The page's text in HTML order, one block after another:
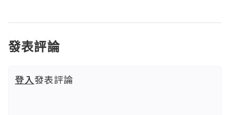
發表評論
登入發表評論